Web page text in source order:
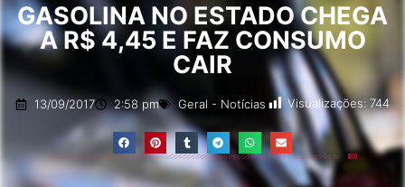
GASOLINA NO ESTADO CHEGA
A R$ 4,45 E FAZ CONSUMO
CAIR
13/09/2017 2:58 pm Geral - Notícias Visualizações: 744